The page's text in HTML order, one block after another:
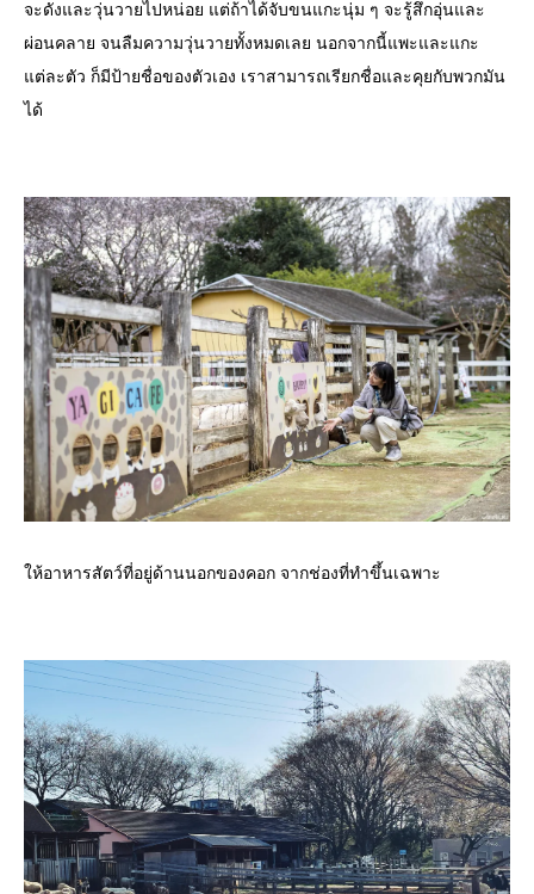
จะดังและวุ่นวายไปหน่อย แต่ถ้าได้จับขนแกะนุ่ม ๆ จะรู้สึกอุ่นและ
ผ่อนคลาย จนลืมความวุ่นวายทั้งหมดเลย นอกจากนี้แพะและแกะ
แต่ละตัว ก็มีป้ายชื่อของตัวเอง เราสามารถเรียกชื่อและคุยกับพวกมัน
ได้
ให้อาหารสัตว์ที่อยู่ด้านนอกของคอก จากช่องที่ทำขึ้นเฉพาะ